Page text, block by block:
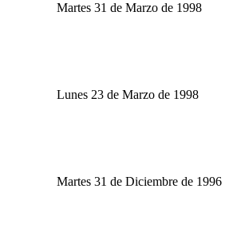
Martes 31 de Marzo de 1998
Lunes 23 de Marzo de 1998
Martes 31 de Diciembre de 1996